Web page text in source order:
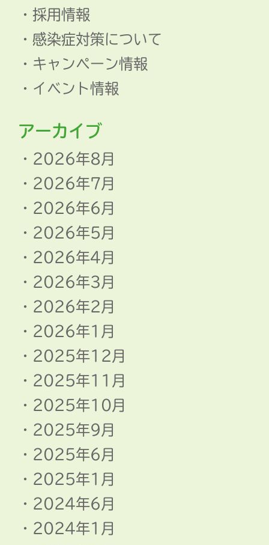
採用情報
感染症対策について
キャンペーン情報
イベント情報
アーカイブ
2026年8月
2026年7月
2026年6月
2026年5月
2026年4月
2026年3月
2026年2月
2026年1月
2025年12月
2025年11月
2025年10月
2025年9月
2025年6月
2025年1月
2024年6月
2024年1月